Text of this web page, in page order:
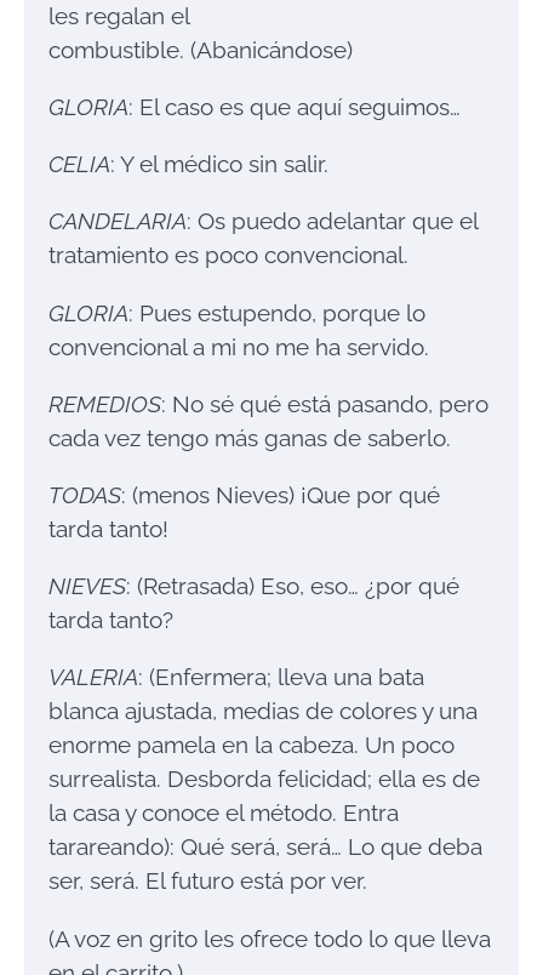
les regalan el
combustible. (Abanicándose)
GLORIA: El caso es que aquí seguimos…
CELIA: Y el médico sin salir.
CANDELARIA: Os puedo adelantar que el
tratamiento es poco convencional.
GLORIA: Pues estupendo, porque lo
convencional a mi no me ha servido.
REMEDIOS: No sé qué está pasando, pero
cada vez tengo más ganas de saberlo.
TODAS: (menos Nieves) ¡Que por qué
tarda tanto!
NIEVES: (Retrasada) Eso, eso… ¿por qué
tarda tanto?
VALERIA: (Enfermera; lleva una bata
blanca ajustada, medias de colores y una
enorme pamela en la cabeza. Un poco
surrealista. Desborda felicidad; ella es de
la casa y conoce el método. Entra
tarareando): Qué será, será… Lo que deba
ser, será. El futuro está por ver.
(A voz en grito les ofrece todo lo que lleva